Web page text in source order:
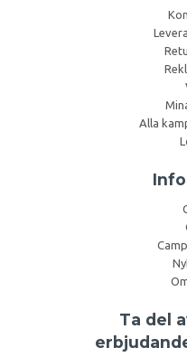
Alla
Ta del